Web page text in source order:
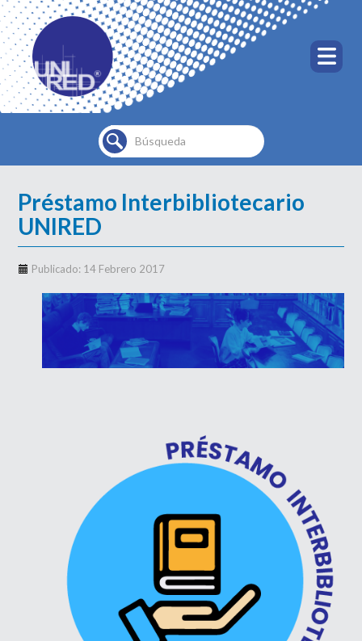
Buscar...
Préstamo Interbibliotecario
UNIRED
Publicado: 14 Febrero 2017